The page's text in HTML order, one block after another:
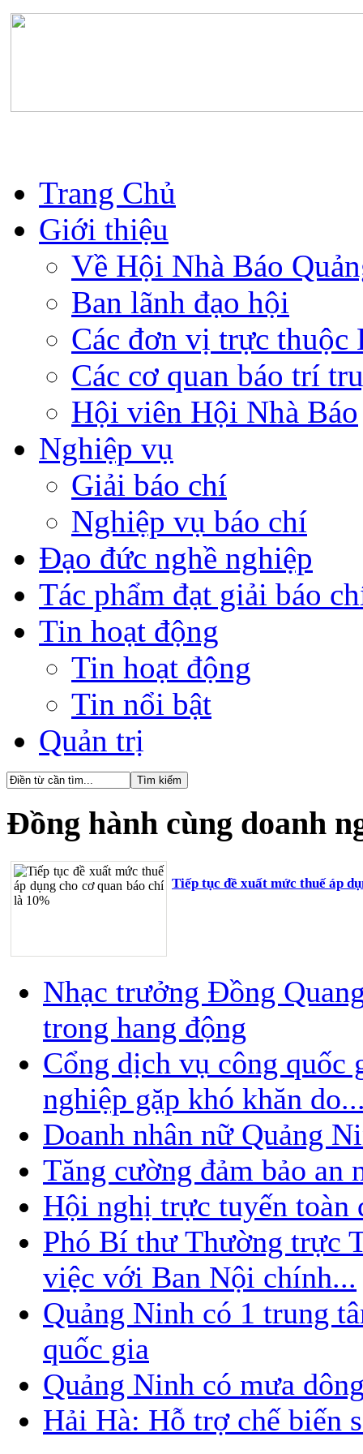
Trang Chủ
Giới thiệu
Về Hội Nhà Báo
Ban lãnh đạo hội
Các đơn vị trực thuộc
Các cơ quan báo trí
Hội viên Hội Nhà Báo
Nghiệp vụ
Giải báo chí
Nghiệp vụ báo chí
Đạo đức nghề nghiệp
Tác phẩm đạt giải báo
Tin hoạt động
Tin hoạt động
Tin nổi bật
Quản trị
Đồng hành cùng doanh
Tiếp tục đề xuất mức thuế áp
Nhạc trưởng Đồng
trong hang động
Cổng dịch vụ công quốc
nghiệp gặp khó khăn
Doanh nhân nữ Quảng
Tăng cường đảm bảo
Hội nghị trực tuyến toàn
Phó Bí thư Thường trực
việc với Ban Nội chính...
Quảng Ninh có 1 trung
quốc gia
Quảng Ninh có mưa
Hải Hà: Hỗ trợ chế biến